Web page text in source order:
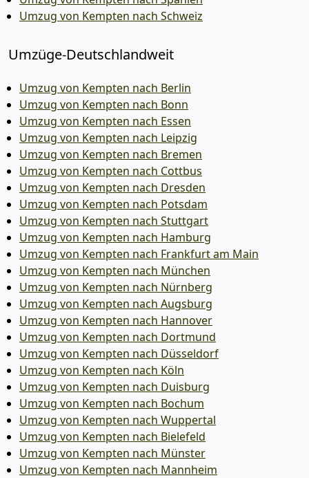
Umzug von Kempten nach Schweiz
Umzüge-Deutschlandweit
Umzug von Kempten nach Berlin
Umzug von Kempten nach Bonn
Umzug von Kempten nach Essen
Umzug von Kempten nach Leipzig
Umzug von Kempten nach Bremen
Umzug von Kempten nach Cottbus
Umzug von Kempten nach Dresden
Umzug von Kempten nach Potsdam
Umzug von Kempten nach Stuttgart
Umzug von Kempten nach Hamburg
Umzug von Kempten nach Frankfurt am Main
Umzug von Kempten nach München
Umzug von Kempten nach Nürnberg
Umzug von Kempten nach Augsburg
Umzug von Kempten nach Hannover
Umzug von Kempten nach Dortmund
Umzug von Kempten nach Düsseldorf
Umzug von Kempten nach Köln
Umzug von Kempten nach Duisburg
Umzug von Kempten nach Bochum
Umzug von Kempten nach Wuppertal
Umzug von Kempten nach Bielefeld
Umzug von Kempten nach Münster
Umzug von Kempten nach Mannheim